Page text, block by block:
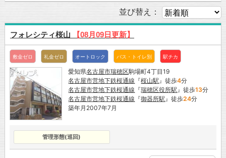
並び替え：
フォレシティ桜山 【08月09日更新】
敷金ゼロ 礼金ゼロ オートロック バス・トイレ別 駅チカ
愛知県名古屋市瑞穂区駒場町4丁目19
名古屋市営地下鉄桜通線 『桜山駅』徒歩4分
名古屋市営地下鉄桜通線 『瑞穂区役所駅』徒歩13分
名古屋市営地下鉄桜通線 『御器所駅』徒歩24分
築年月2007年7月
管理形態(巡回)